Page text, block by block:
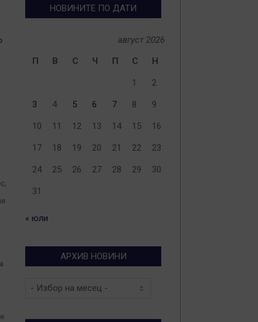
НОВИНИТЕ ПО ДАТИ
август 2026
П
В С Ч П С Н
1 2
3 4 5 6 7 8 9
10 11 12 13 14 15 16
17 18 19 20 21 22 23
24 25 26 27 28 29 30
31
« юли
АРХИВ НОВИНИ
Архив